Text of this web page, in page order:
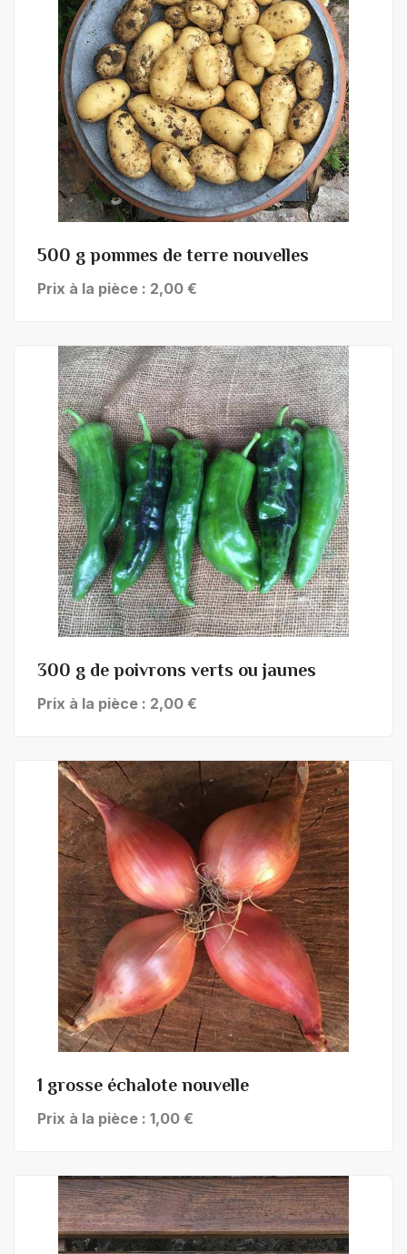
500 g pommes de terre nouvelles
Prix à la pièce : 2,00 €
+ de détails
300 g de poivrons verts ou jaunes
Prix à la pièce : 2,00 €
+ de détails
1 grosse échalote nouvelle
Prix à la pièce : 1,00 €
+ de détails